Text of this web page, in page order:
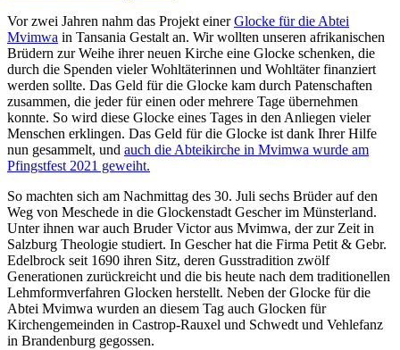
Vor zwei Jahren nahm das Projekt einerGlocke für die Abtei
Mvimwa in Tansania Gestalt an. Wir wollten unseren afrikanischen
Brüdern zur Weihe ihrer neuen Kirche eine Glocke schenken, die
durch die Spenden vieler Wohltäterinnen und Wohltäter finanziert
werden sollte. Das Geld für die Glocke kam durch Patenschaften
zusammen, die jeder für einen oder mehrere Tage übernehmen
konnte. So wird diese Glocke eines Tages in den Anliegen vieler
Menschen erklingen. Das Geld für die Glocke ist dank Ihrer Hilfe
nun gesammelt, und auch die Abteikirche in Mvimwa wurde am
Pfingstfest 2021 geweiht.
So machten sich am Nachmittag des 30. Juli sechs Brüder auf den
Weg von Meschede in die Glockenstadt Gescher im Münsterland.
Unter ihnen war auch Bruder Victor aus Mvimwa, der zur Zeit in
Salzburg Theologie studiert. In Gescher hat die Firma Petit & Gebr.
Edelbrock seit 1690 ihren Sitz, deren Gusstradition zwölf
Generationen zurückreicht und die bis heute nach dem traditionellen
Lehmformverfahren Glocken herstellt. Neben der Glocke für die
Abtei Mvimwa wurden an diesem Tag auch Glocken für
Kirchengemeinden in Castrop-Rauxel und Schwedt und Vehlefanz
in Brandenburg gegossen.